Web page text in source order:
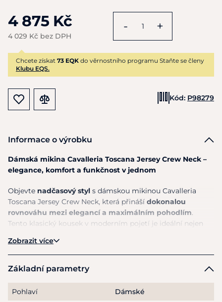
4 875 Kč
4 029 Kč bez DPH
- +
Chcete získat 73 EQK do věrnostního programu Staňte se členy
Klubu EQS.
Kód: P98279
Informace o výrobku
Dámská mikina Cavalleria Toscana Jersey Crew Neck –
elegance, komfort a funkčnost v jednom
Objevte nadčasový styl s dámskou mikinou Cavalleria
Toscana Jersey Crew Neck, která přináší dokonalou
rovnováhu mezi elegancí a maximálním pohodlím.
Tento klasický kousek v moderním pojetí je ideální nejen
či ježdění.
Mikina je vyrobenaz vysoce kvalitního jersey materiálu
pocit při nošení po celý den. Díky promyšlenému střihu s
Zobrazit více
Základní parametry
Pohlaví Dámské